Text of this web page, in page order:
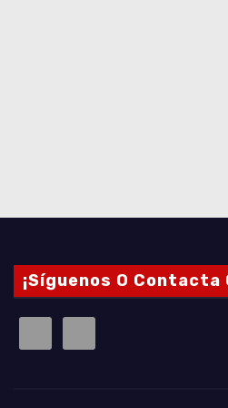
¡Síguenos O